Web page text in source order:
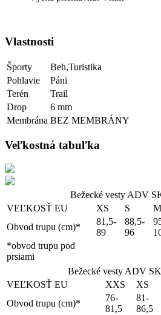
Vlastnosti
Športy
Beh,Turistika
Pohlavie
Páni
Terén
Trail
Drop
6 mm
Membrána BEZ MEMBRÁNY
Veľkostná tabuľka
Bežecké vesty ADV
VEĽKOSŤ EU
XS S M
Obvod trupu (cm)*
81,5-
89
88,5-
96
*obvod trupu pod
prsiami
Bežecké vesty ADV
VEĽKOSŤ EU
XXS XS
Obvod trupu (cm)*
76-
81,5
81-
86,5